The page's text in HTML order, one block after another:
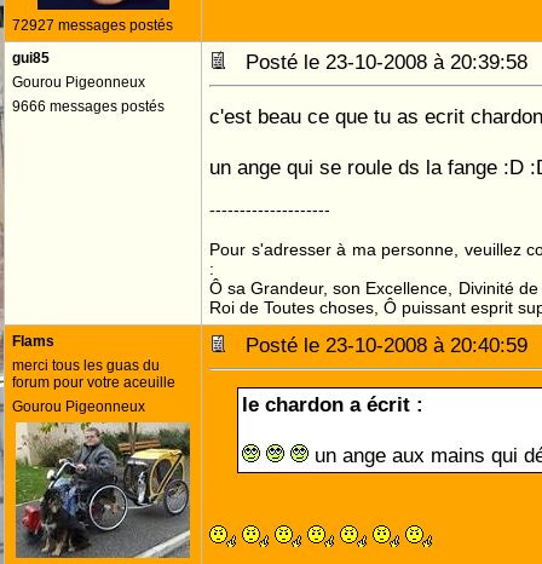
72927 messages postés
gui85
Gourou Pigeonneux
9666 messages postés
Posté le 23-10-2008 à
c'est beau ce que tu as ecrit
un ange qui se roule ds la fange :D
--------------------
Pour s'adresser à ma personne, veuillez
:
Ô sa Grandeur, son Excellence, Divinité
Roi de Toutes choses, Ô puissant esprit
Flams
merci tous les guas du
forum pour votre aceuille
Gourou Pigeonneux
Posté le 23-10-2008 à
le chardon a écrit :
un ange aux mains qui